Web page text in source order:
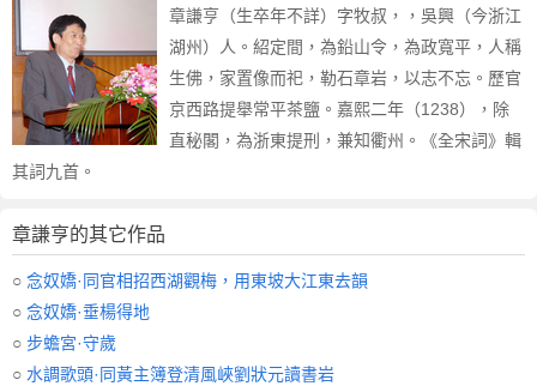
章謙亨（生卒年不詳）字牧叔，，吳興（今浙江
湖州）人。紹定間，為鉛山令，為政寬平，人稱
生佛，家置像而祀，勒石章岩，以志不忘。歷官
京西路提舉常平茶鹽。嘉熙二年（1238），除
直秘閣，為浙東提刑，兼知衢州。《全宋詞》輯
其詞九首。
章謙亨的其它作品
○ 念奴嬌·同官相招西湖觀梅，用東坡大江東去韻
○ 念奴嬌·垂楊得地
○ 步蟾宮·守歲
○ 水調歌頭·同黃主簿登清風峽劉狀元讀書岩